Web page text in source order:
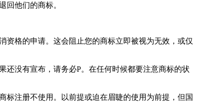
退回他们的商标。
资格的申请。这会阻止您的商标立即被视为无效，或仅
还没有宣布，请务必P。在任何时候都要注意商标的状
注册不使用。以前提或迫在眉睫的使用为前提，但国